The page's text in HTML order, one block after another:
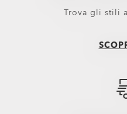
Lenti per maschere
Trova gli stili